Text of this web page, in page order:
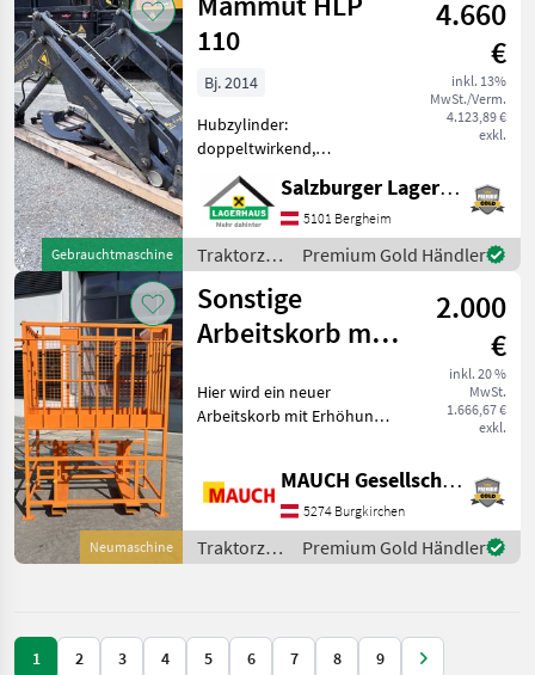
Valtra Trakto
Gebrauchtmaschine
110
4.660
€
inkl. 13%
MwSt./Verm.
4.123,89 €
exkl.
Bj. 2014
Hubzylinder:
doppeltwirkend,
Front/Heck: Frontlader,
Anbaukonsole,
Parallelführung,
Schnellwechselrahmen, 3.
Steuerkreis Verkaufe sehr
schönen Mammut
Frontlader Typ HLP 1
Salzburger Lagerhaus-Technik
5101 Bergheim
Traktorzubehör
/ Mammut
Premium Gold Händler
Neumaschine
Sonstige
Arbeitskorb mit
2.000
€
inkl. 20 %
MwSt.
1.666,67 €
exkl.
Hier wird ein neuer
Arbeitskorb mit Erhöhung:
- Stapleraufnahme Das
Gerät ist in Burgkirchen
lagernd. Damit i
MAUCH Gesellschaft m.b.H. & Co.KG
5274 Burgkirchen
Traktorzubehör
/ Sonstige
Premium Gold Händler
1 2 3 4 5 6 7 8 9